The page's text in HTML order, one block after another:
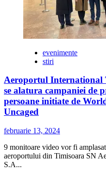
bata
mai
tare!
evenimente
stiri
Aeroportul International
se alatura campaniei de
persoane initiate de
Uncaged
februarie 13, 2024
9 monitoare video vor fi
aeroportului din Timisoara SN
S.A...